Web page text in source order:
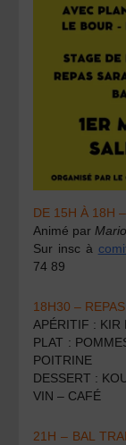
DE 15H À 18H
Animé par
Sur insc à
74 89
18H30 –
APÉRITIF : KIR
PLAT :
POITRINE
DESSERT :
VIN – CAFÉ
21H – BAL